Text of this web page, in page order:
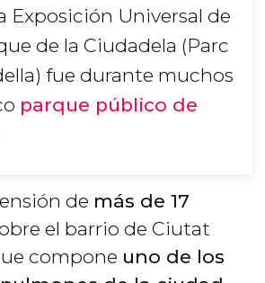
Exposición Universal de
de la Ciudadela (Parc
fue durante muchos
parque público de
de más de 17
el barrio de Ciutat
compone uno de los